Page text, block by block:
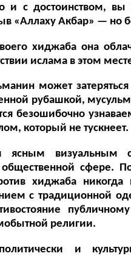
и с достоинством, вы
«Аллаху Акбар» — но
хиджаба она
ислама в этом
может
рубашкой,
безошибочно
который не тускнеет.
визуальным
общественной сфере.
хиджаба
с традиционной
публичному
религии.
и